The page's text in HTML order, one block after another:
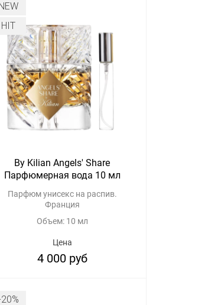
HIT
By Kilian Angels' Share
Парфюмерная вода 10 мл
Парфюм унисекс на распив.
Франция
Объем: 10 мл
Цена
4 000 руб